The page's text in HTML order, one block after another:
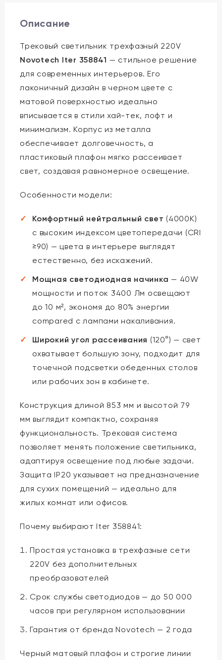
Описание
Трековый светильник трехфазный 220V
Novotech Iter 358841 — стильное решение
для современных интерьеров. Его
лаконичный дизайн в черном цвете с
матовой поверхностью идеально
вписывается в стили хай-тек, лофт и
минимализм. Корпус из металла
обеспечивает долговечность, а
пластиковый плафон мягко рассеивает
свет, создавая равномерное освещение.
Особенности модели:
Комфортный нейтральный свет (4000K)
с высоким индексом цветопередачи (CRI
≥90) — цвета в интерьере выглядят
естественно, без искажений.
Мощная светодиодная начинка — 40W
мощности и поток 3400 Лм освещают
до 10 м², экономя до 80% энергии
compared с лампами накаливания.
Широкий угол рассеивания (120°) — свет
охватывает большую зону, подходит для
точечной подсветки обеденных столов
или рабочих зон в кабинете.
Конструкция длиной 853 мм и высотой 79
мм выглядит компактно, сохраняя
функциональность. Трековая система
позволяет менять положение светильника,
адаптируя освещение под любые задачи.
Защита IP20 указывает на предназначение
для сухих помещений — идеально для
жилых комнат или офисов.
Почему выбирают Iter 358841:
Простая установка в трехфазные сети
220V без дополнительных
преобразователей
Срок службы светодиодов — до 50 000
часов при регулярном использовании
Гарантия от бренда Novotech — 2 года
Черный матовый плафон и строгие линии